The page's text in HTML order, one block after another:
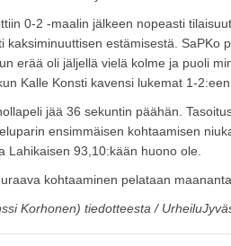
0-2 -maalin jälkeen nopeasti
kaksiminuuttisen estämisestä. SaPKo
erää oli jäljellä vielä kolme ja puoli
Kalle Konsti kavensi lukemat 1-
jää 36 sekuntin päähän.
ensimmäisen kohtaamisen
Lahikaisen 93,10:kään huono ole.
kohtaaminen pelataan
Korhonen) tiedotteesta /